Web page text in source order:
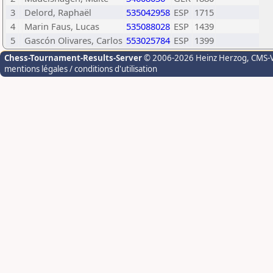
3
Delord, Raphaël 535042958 ESP 1715
4
Marin Faus, Lucas 535088028 ESP 1439
5
Gascón Olivares, Carlos 553025784 ESP 1399
Chess-Tournament-Results-Server© 2006-2026 Heinz Herzog,
mentions légales / conditions d'utilisation